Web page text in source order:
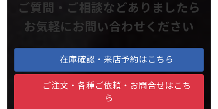
ご質問・ご相談などありましたら
お気軽にお問い合わせください
在庫確認・来店予約はこちら
ご注文・各種ご依頼・お問合せはこち
ら